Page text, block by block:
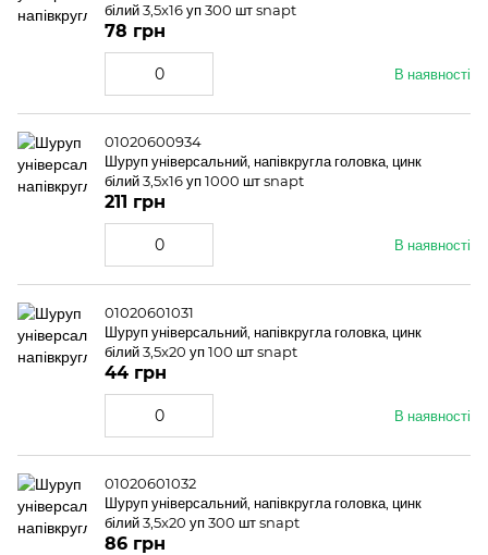
білий 3,5x16 уп 300 шт snapt
В наявності
78 грн
01020600934
Шуруп універсальний, напівкругла головка, цинк
білий 3,5x16 уп 1000 шт snapt
В наявності
211 грн
01020601031
Шуруп універсальний, напівкругла головка, цинк
білий 3,5x20 уп 100 шт snapt
В наявності
44 грн
01020601032
Шуруп універсальний, напівкругла головка, цинк
білий 3,5x20 уп 300 шт snapt
86 грн